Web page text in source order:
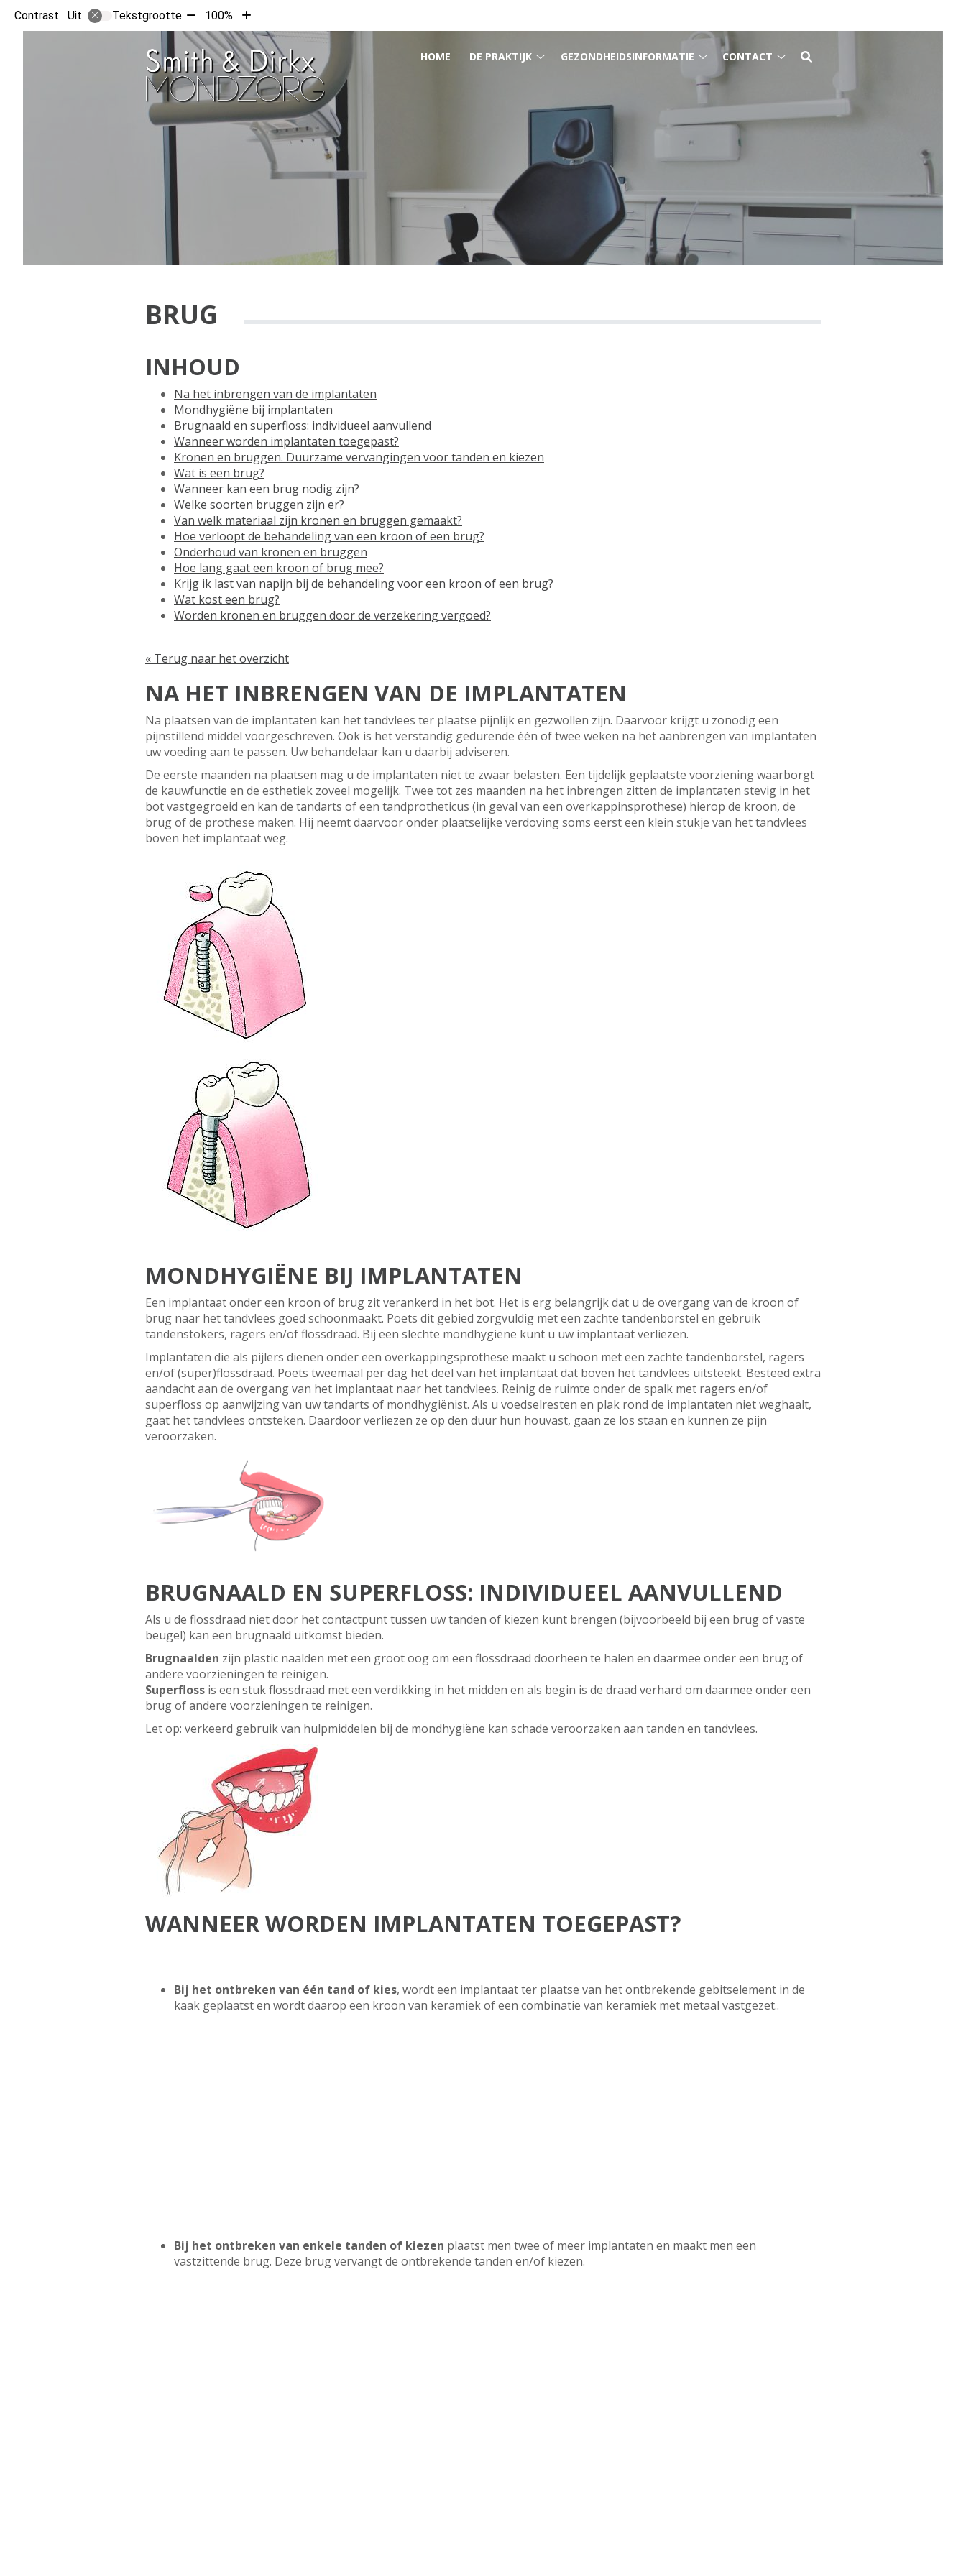
Contrast Uit Tekstgrootte Tekst
verkleinen
met
10%
100%
Tekst
vergroten
met
10%
HOOFDMENU
HOME DE PRAKTIJK
submenu
GEZONDHEIDSINFORMATIE
Gezondheidsinformatie
submenu
CONTACT
BRUG
INHOUD
Na het inbrengen van de implantaten
Mondhygiëne bij implantaten
Brugnaald en superfloss: individueel aanvullend
Wanneer worden implantaten toegepast?
Kronen en bruggen. Duurzame vervangingen voor tanden en kiezen
Wat is een brug?
Wanneer kan een brug nodig zijn?
Welke soorten bruggen zijn er?
Van welk materiaal zijn kronen en bruggen gemaakt?
Hoe verloopt de behandeling van een kroon of een brug?
Onderhoud van kronen en bruggen
Hoe lang gaat een kroon of brug mee?
Krijg ik last van napijn bij de behandeling voor een kroon of een brug?
Wat kost een brug?
Worden kronen en bruggen door de verzekering vergoed?
« Terug naar het overzicht
NA HET INBRENGEN VAN DE IMPLANTATEN
Na plaatsen van de implantaten kan het tandvlees ter plaatse pijnlijk en gezwollen zijn. Daarvoor krijgt u zonodig een
pijnstillend middel voorgeschreven. Ook is het verstandig gedurende één of twee weken na het aanbrengen van implantaten
uw voeding aan te passen. Uw behandelaar kan u daarbij adviseren.
De eerste maanden na plaatsen mag u de implantaten niet te zwaar belasten. Een tijdelijk geplaatste voorziening waarborgt
de kauwfunctie en de esthetiek zoveel mogelijk. Twee tot zes maanden na het inbrengen zitten de implantaten stevig in het
bot vastgegroeid en kan de tandarts of een tandprotheticus (in geval van een overkappinsprothese) hierop de kroon, de
brug of de prothese maken. Hij neemt daarvoor onder plaatselijke verdoving soms eerst een klein stukje van het tandvlees
boven het implantaat weg.
MONDHYGIËNE BIJ IMPLANTATEN
Een implantaat onder een kroon of brug zit verankerd in het bot. Het is erg belangrijk dat u de overgang van de kroon of
brug naar het tandvlees goed schoonmaakt. Poets dit gebied zorgvuldig met een zachte tandenborstel en gebruik
tandenstokers, ragers en/of flossdraad. Bij een slechte mondhygiëne kunt u uw implantaat verliezen.
Implantaten die als pijlers dienen onder een overkappingsprothese maakt u schoon met een zachte tandenborstel, ragers
en/of (super)flossdraad. Poets tweemaal per dag het deel van het implantaat dat boven het tandvlees uitsteekt. Besteed extra
aandacht aan de overgang van het implantaat naar het tandvlees. Reinig de ruimte onder de spalk met ragers en/of
superfloss op aanwijzing van uw tandarts of mondhygiënist. Als u voedselresten en plak rond de implantaten niet weghaalt,
gaat het tandvlees ontsteken. Daardoor verliezen ze op den duur hun houvast, gaan ze los staan en kunnen ze pijn
veroorzaken.
BRUGNAALD EN SUPERFLOSS: INDIVIDUEEL AANVULLEND
Als u de flossdraad niet door het contactpunt tussen uw tanden of kiezen kunt brengen (bijvoorbeeld bij een brug of vaste
beugel) kan een brugnaald uitkomst bieden.
Brugnaalden zijn plastic naalden met een groot oog om een flossdraad doorheen te halen en daarmee onder een brug of
andere voorzieningen te reinigen.
Superfloss is een stuk flossdraad met een verdikking in het midden en als begin is de draad verhard om daarmee onder een
brug of andere voorzieningen te reinigen.
Let op: verkeerd gebruik van hulpmiddelen bij de mondhygiëne kan schade veroorzaken aan tanden en tandvlees.
WANNEER WORDEN IMPLANTATEN TOEGEPAST?
Bij het ontbreken van één tand of kies, wordt een implantaat ter plaatse van het ontbrekende gebitselement in de
kaak geplaatst en wordt daarop een kroon van keramiek of een combinatie van keramiek met metaal vastgezet..
Bij het ontbreken van enkele tanden of kiezen plaatst men twee of meer implantaten en maakt men een
vastzittende brug. Deze brug vervangt de ontbrekende tanden en/of kiezen.